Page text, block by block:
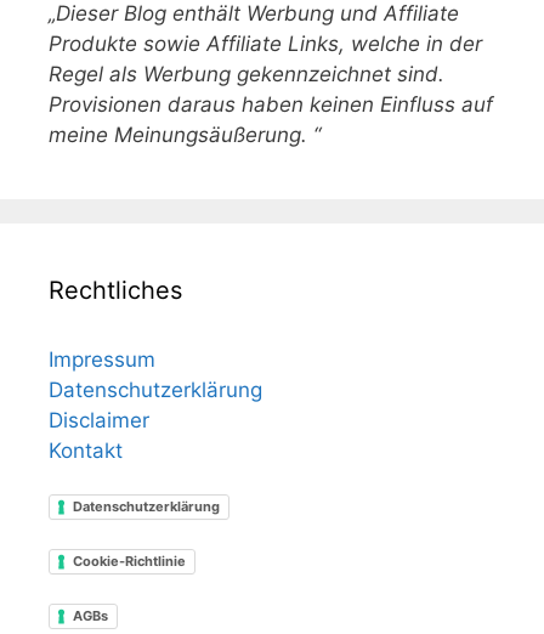
„Dieser Blog enthält Werbung und Affiliate
Produkte sowie Affiliate Links, welche in der
Regel als Werbung gekennzeichnet sind.
Provisionen daraus haben keinen Einfluss auf
meine Meinungsäußerung. “
Rechtliches
Impressum
Datenschutzerklärung
Disclaimer
Kontakt
Datenschutzerklärung
Cookie-Richtlinie
AGBs